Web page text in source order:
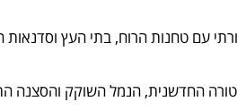
עם טחנות הרוח, בתי העץ
החדשנית, הנמל השוקק